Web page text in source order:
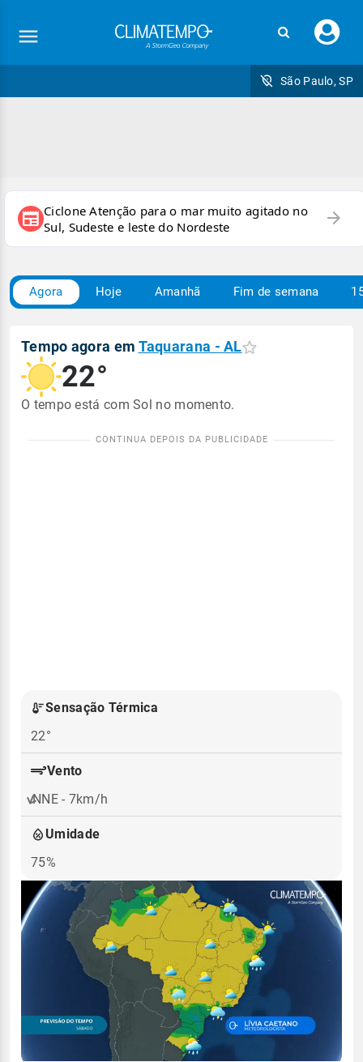
seu
São Paulo, SP
newspaper Ciclone Atenção para o mar muito agitado no
Sul, Sudeste e leste do Nordeste
arrow_forward
Agora Hoje Amanhã Fim de semana
Tempo agora em Taquarana - AL
22°
O tempo está com Sol no momento.
Sensação Térmica
22°
Vento
NNE - 7km/h
Umidade
75%